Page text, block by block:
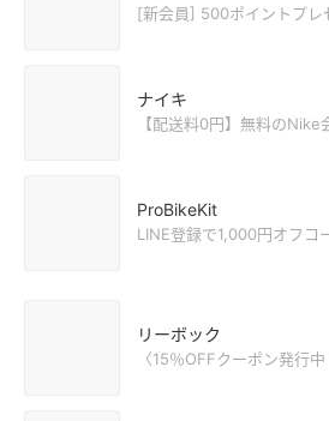
[新会員] 500ポイントプレ
ナイキ
ProBikeKit
LINE登録で1,000円オフコ
リーボック